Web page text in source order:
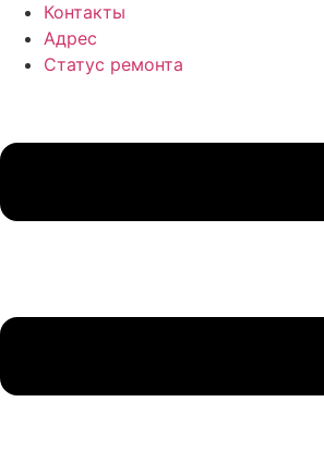
Контакты
Адрес
Статус ремонта